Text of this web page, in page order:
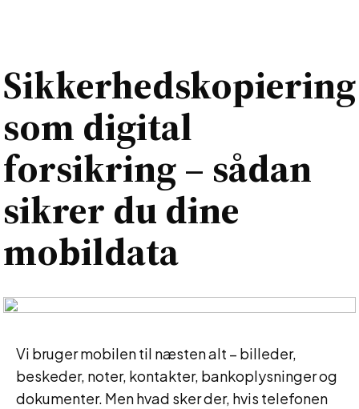
Sikkerhedskopiering
som digital
forsikring – sådan
sikrer du dine
mobildata
Vi bruger mobilen til næsten alt – billeder,
beskeder, noter, kontakter, bankoplysninger og
dokumenter. Men hvad sker der, hvis telefonen